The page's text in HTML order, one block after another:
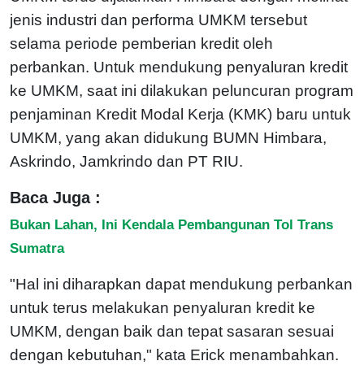
jenis industri dan performa UMKM tersebut
selama periode pemberian kredit oleh
perbankan. Untuk mendukung penyaluran kredit
ke UMKM, saat ini dilakukan peluncuran program
penjaminan Kredit Modal Kerja (KMK) baru untuk
UMKM, yang akan didukung BUMN Himbara,
Askrindo, Jamkrindo dan PT RIU.
Baca Juga :
Bukan Lahan, Ini Kendala Pembangunan Tol Trans
Sumatra
"Hal ini diharapkan dapat mendukung perbankan
untuk terus melakukan penyaluran kredit ke
UMKM, dengan baik dan tepat sasaran sesuai
dengan kebutuhan," kata Erick menambahkan.